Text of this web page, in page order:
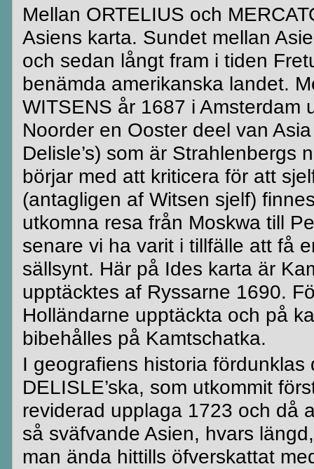
Mellan ORTELIUS och
Asiens karta. Sundet mellan
och sedan långt fram i tiden
benämdaamerikanska landet.
WITSENS år 1687 i Amsterdam
Noorderen Ooster deel van Asia
Delisle’s) som är Strahlenbergs
börjar med att kriticeraför att
(antagligen af Witsen sjelf)
utkomna resa från Moskwatill
senare vi ha varit i tillfälle att få
sällsynt. Här på Ides karta är
upptäcktes af Ryssarne 1690.
Holländarne upptäckta och på
bibehålles på Kamtschatka.
I geografiens historia
DELISLE’ska, som utkommit
reviderad upplaga 1723 och då
så sväfvande Asien, hvars
man ända hittills öfverskattat